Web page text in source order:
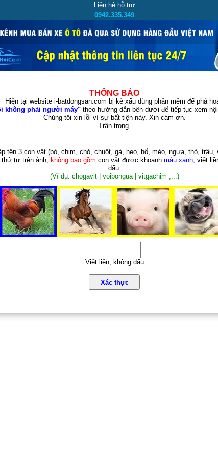
Liên hệ hỗ trợ
0942.335.349
THÔNG BÁO
Hiện tại website i-batdongsan.com bị kẻ xấu dùng phần mềm để phá
không phải người máy"theo hướng dẫn bên dưới để tiếp tục xem
Chúng tôi xin lỗi vì sự bất tiện này. Xin cám ơn.
Trân trọng.
tên 3 con vật (bò, chim, chó, chuột, gà, heo, hổ, mèo, ngựa, thỏ, trâu,
thứ tự trên ảnh, không bao gồm con vật được khoanh màu xanh, viết
dấu.
(Ví dụ: chogavit | voibongua | vitgachim ,...)
Viết liền, không dấu
Xác thực